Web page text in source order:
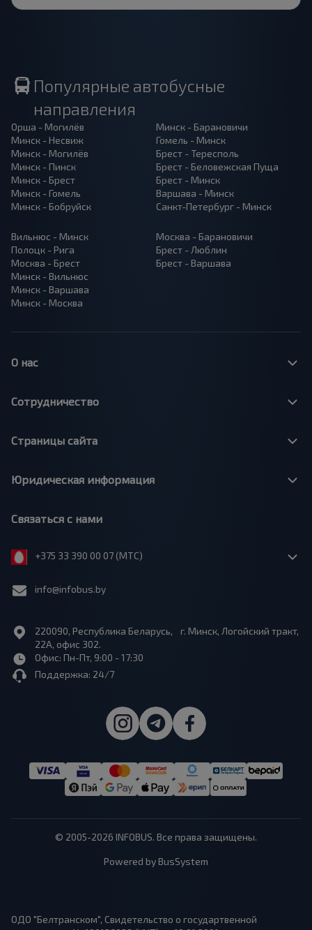
Популярные автобусные
направления
Орша - Могилёв
Минск - Несвиж
Минск - Могилёв
Минск - Пинск
Минск - Брест
Минск - Гомель
Минск - Бобруйск
Минск - Барановичи
Гомель - Минск
Брест - Тересполь
Брест - Беловежская Пуща
Брест - Минск
Варшава - Минск
Санкт-Петербург - Минск
Вильнюс - Минск
Полоцк - Рига
Москва - Брест
Минск - Вильнюс
Минск - Варшава
Минск - Москва
Москва - Барановичи
Брест - Люблин
Брест - Варшава
О нас
Сотрудничество
Страницы сайта
Юридическая информация
Связаться с нами
+375 33 390 00 07 (МТС)
info@infobus.by
220090, Республика Беларусь, г. Минск, Логойский тракт,
22А, офис 302.
Офис: Пн-Пт, 9:00 - 17:30
Поддержка: 24/7
© 2005-2026 INFOBUS. Все права защищены.
Powered by BusSystem
ОДО "Белтранском", Свидетельство о государтвенной